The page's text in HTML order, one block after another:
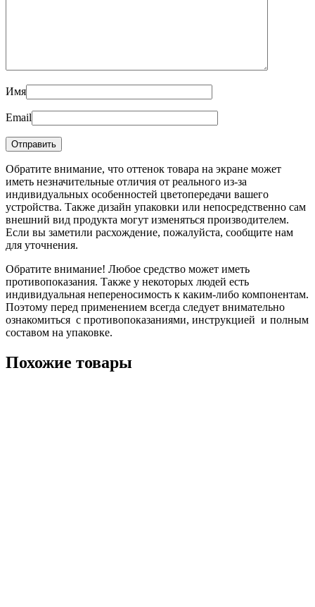
Имя
Email
Обратите внимание, что оттенок товара на экране может
иметь незначительные отличия от реального из-за
индивидуальных особенностей цветопередачи вашего
устройства. Также дизайн упаковки или непосредственно сам
внешний вид продукта могут изменяться производителем.
Если вы заметили расхождение, пожалуйста, сообщите нам
для уточнения.
Обратите внимание! Любое средство может иметь
противопоказания. Также у некоторых людей есть
индивидуальная непереносимость к каким-либо компонентам.
Поэтому перед применением всегда следует внимательно
ознакомиться с противопоказаниями, инструкцией и полным
составом на упаковке.
Похожие товары